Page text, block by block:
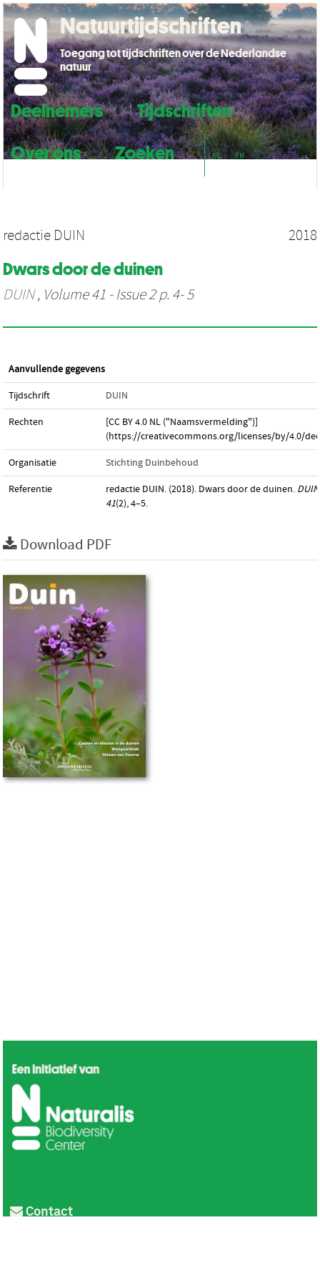
Deelnemers
Tijdschriften
Over ons
Zoeken NL EN
Natuurtijdschriften
Toegang tot tijdschriften over de Nederlandse
natuur
redactie DUIN 2018
Dwars door de duinen
DUIN, Volume 41 - Issue 2 p. 4- 5
Aanvullende gegevens
Tijdschrift DUIN
Rechten
[CC BY 4.0 NL ("Naamsvermelding")]
(https://creativecommons.org/licenses/by/4.0/
Organisatie Stichting Duinbehoud
Referentie redactie DUIN. (2018). Dwars door de duinen. DUIN
41(2), 4–5.
Download PDF
Contact